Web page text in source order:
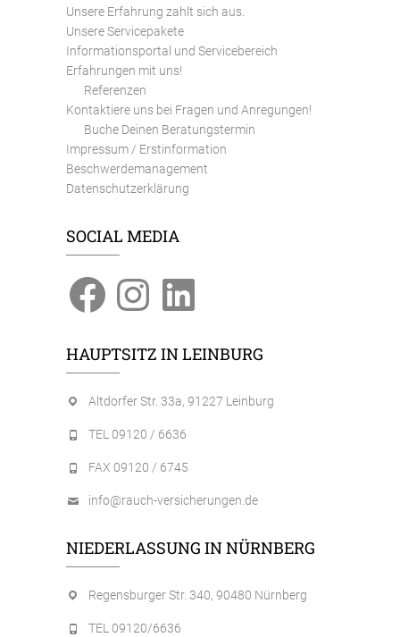
Unsere Erfahrung zahlt sich aus.
Unsere Servicepakete
Informationsportal und Servicebereich
Erfahrungen mit uns!
Referenzen
Kontaktiere uns bei Fragen und Anregungen!
Buche Deinen Beratungstermin
Impressum / Erstinformation
Beschwerdemanagement
Datenschutzerklärung
SOCIAL MEDIA
FacebookInstagramLinkedIn
HAUPTSITZ IN LEINBURG
Altdorfer Str. 33a, 91227 Leinburg
TEL 09120 / 6636
FAX 09120 / 6745
info@rauch-versicherungen.de
NIEDERLASSUNG IN NÜRNBERG
Regensburger Str. 340, 90480 Nürnberg
TEL 09120/6636